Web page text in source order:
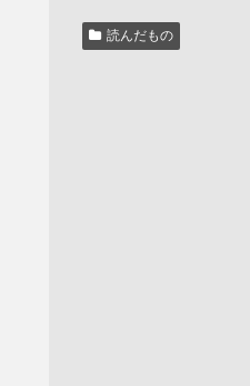
読んだもの